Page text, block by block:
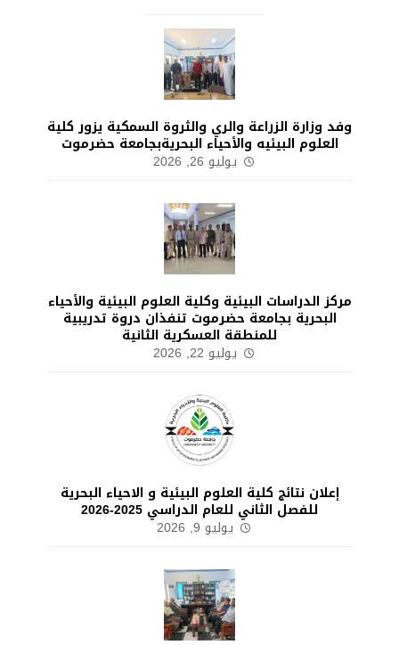
وفد وزارة الزراعة والري والثروة السمكية يزور كلية
العلوم البيئيه والأحياء البحريةبجامعة حضرموت
يوليو 26, 2026
مركز الدراسات البيئية وكلية العلوم البيئية والأحياء
البحرية بجامعة حضرموت تنفذان دروة تدريبية
للمنطقة العسكرية الثانية
يوليو 22, 2026
إعلان نتائج كلية العلوم البيئية و الاحياء البحرية
للفصل الثاني للعام الدراسي 2025-2026
يوليو 9, 2026